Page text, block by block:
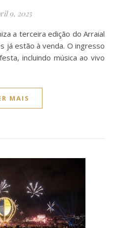
9, 2025
já estão à venda. O ingresso
incluindo música ao vivo
MAIS